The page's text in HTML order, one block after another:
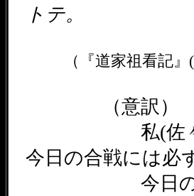
トテ。
（『道家祖看記
（意訳）
私(佐々政次)
今日の合戦には必
今日の戦は